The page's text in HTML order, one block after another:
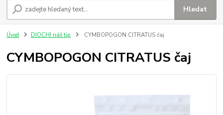
Hledat
Úvod DIOCHI náš tip CYMBOPOGON CITRATUS čaj
CYMBOPOGON CITRATUS čaj